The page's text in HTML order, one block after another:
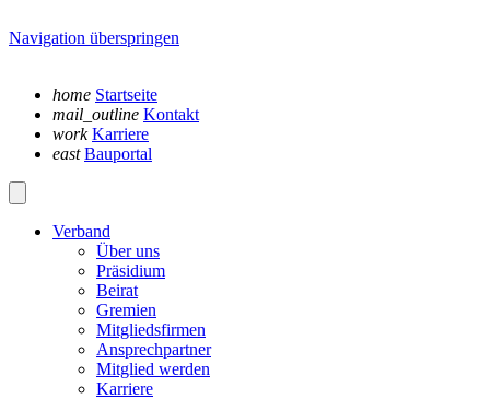
Navigation überspringen
home Startseite
mail_outline Kontakt
work Karriere
east Bauportal
Verband
Über uns
Präsidium
Beirat
Gremien
Mitgliedsfirmen
Ansprechpartner
Mitglied werden
Karriere